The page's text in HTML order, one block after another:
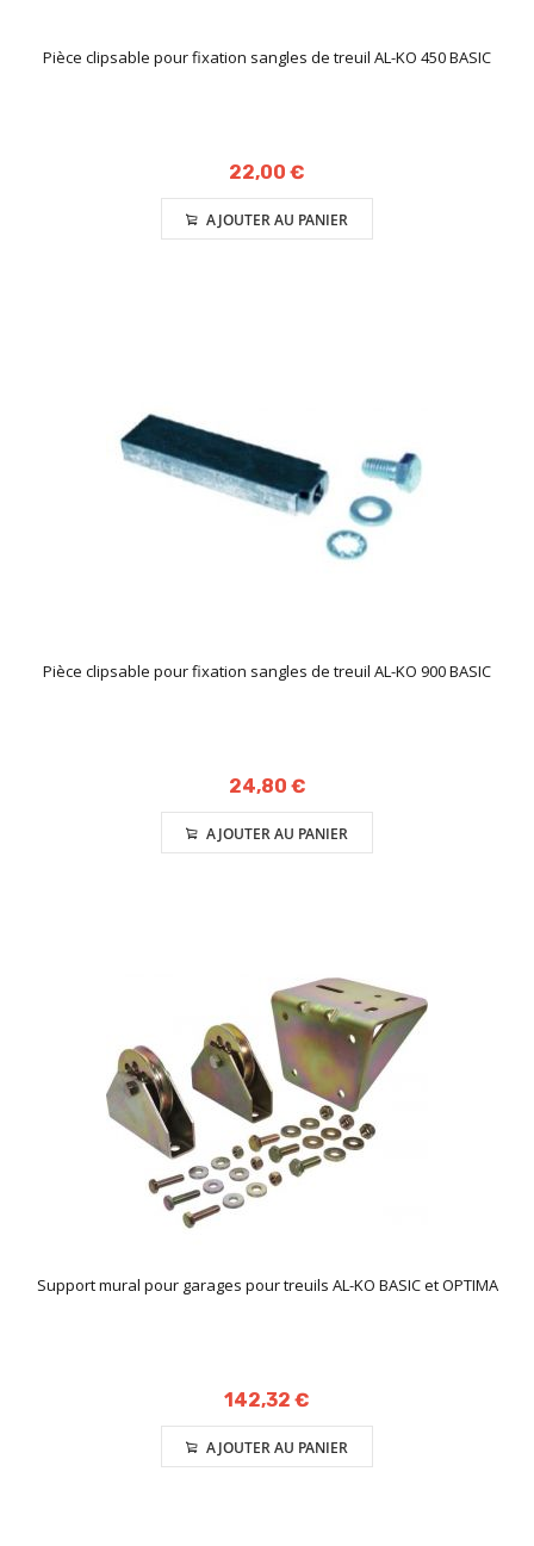
Pièce clipsable pour fixation sangles de treuil AL-KO 450 BASIC
22,00 €
AJOUTER AU PANIER
Pièce clipsable pour fixation sangles de treuil AL-KO 900 BASIC
24,80 €
AJOUTER AU PANIER
Support mural pour garages pour treuils AL-KO BASIC et OPTIMA
142,32 €
AJOUTER AU PANIER